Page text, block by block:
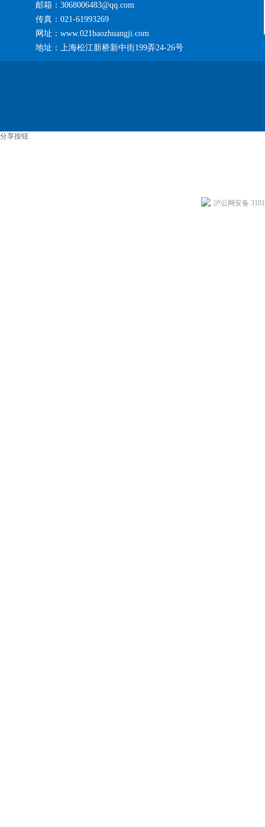
邮箱：3068006483@qq.com
传真：021-61993269
网址：www.021baozhuangji.com
地址：上海松江新桥新中街199弄24-26号
分享按钮
沪公网安备